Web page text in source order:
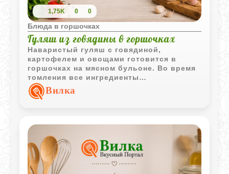
1,75K 0 0
Блюда в горшочках
Гуляш из говядины в горшочках
Наваристый гуляш с говядиной,
картофелем и овощами готовится в
горшочках на мясном бульоне. Во время
томления все ингредиенты
объединяются в густое ароматное блюдо
с насыщенным вкусом.
Вилка